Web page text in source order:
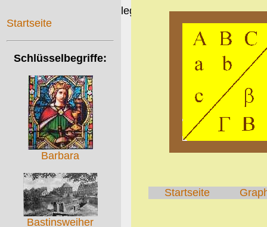
Zeitschrift für Denkmalpflege, Landschaft, Sozial,-
Startseite
Schlüsselbegriffe:
Barbara
Bastinsweiher
Startseite